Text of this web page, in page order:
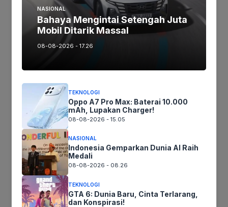
Terima Kasih
Ikuti kami :
Tinggalkan komentar
Komentar
NASIONAL
Bahaya Mengintai Setengah Juta
Mobil Ditarik Massal
08-08-2026 - 17.26
TEKNOLOGI
Oppo A7 Pro Max: Baterai 10.000
mAh, Lupakan Charger!
08-08-2026 - 15.05
NASIONAL
Indonesia Gemparkan Dunia AI Raih
Medali
08-08-2026 - 08.26
TEKNOLOGI
GTA 6: Dunia Baru, Cinta Terlarang,
dan Konspirasi!